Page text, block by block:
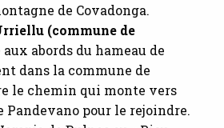
de Covadonga.
(commune de
abords du hameau de
dans la commune de
le chemin qui monte vers
Pandevano pour le rejoindre.